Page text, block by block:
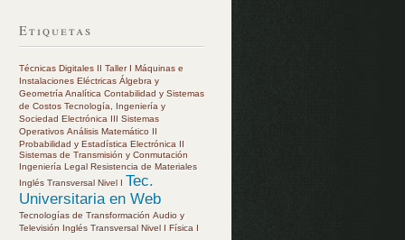
Etiquetas
Técnicas Digitales II Taller I Máquinas e
Instalaciones Eléctricas Álgebra y
Geometría Analítica Contabilidad y Sistemas
de Costos Tecnología, Ingeniería y
Sociedad Electrónica III Sistemas
Operativos Análisis Matemático II
Probabilidad y Estadística Electrónica II
Sistemas de Transmisión y Conmutación
Ingeniería Legal Resistencia de Materiales
Inglés Transversal Nivel I Tec.
Universitaria en Web
Tecnologías de Transformación Audio y
Televisión Inglés Transversal Nivel I Física I